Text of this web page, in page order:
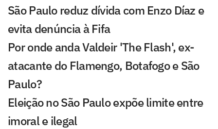
São Paulo reduz dívida com Enzo Díaz e
evita denúncia à Fifa
Por onde anda Valdeir 'The Flash', ex-
atacante do Flamengo, Botafogo e São
Paulo?
Eleição no São Paulo expõe limite entre
imoral e ilegal